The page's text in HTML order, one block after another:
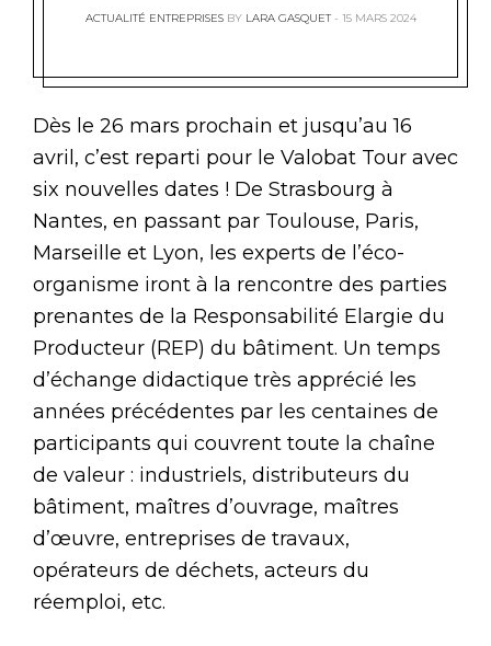
ACTUALITÉ ENTREPRISES BY LARA GASQUET 15 MARS 2024
Dès le 26 mars prochain et jusqu’au 16
avril, c’est reparti pour le Valobat Tour avec
six nouvelles dates ! De Strasbourg à
Nantes, en passant par Toulouse, Paris,
Marseille et Lyon, les experts de l’éco-
organisme iront à la rencontre des parties
prenantes de la Responsabilité Elargie du
Producteur (REP) du bâtiment. Un temps
d’échange didactique très apprécié les
années précédentes par les centaines de
participants qui couvrent toute la chaîne
de valeur : industriels, distributeurs du
bâtiment, maîtres d’ouvrage, maîtres
d’œuvre, entreprises de travaux,
opérateurs de déchets, acteurs du
réemploi, etc.